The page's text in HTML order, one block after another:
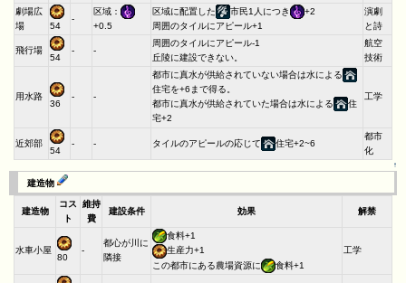
劇場広
場
54
-
区域：
+0.5
区域に配置した 市民1人につき
+2
周囲のタイルにアピール+1
演劇
と詩
飛行場
54
- -
周囲のタイルにアピール-1
丘陵に建設できない。
航空
技術
用水路
36
- -
都市に真水が供給されていない場合は水による
住宅を+6まで得る。
都市に真水が供給されていた場合は水による
住
宅+2
工学
近郊部
54
- - タイルのアピールの応じて 住宅+2~6
都市
化
↑
建造物
建造物
コス
ト
維持
費
建設条件 効果 解禁
水車小屋
80
-
都心が川に
隣接
食料+1
生産力+1
この都市にある農場資源に
食料+1
工学